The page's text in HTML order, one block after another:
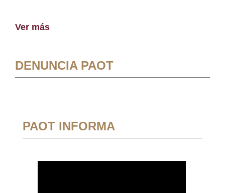
Ver más
DENUNCIA PAOT
PAOT INFORMA